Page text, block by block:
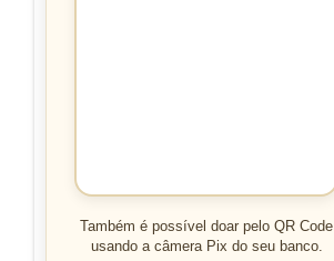
Também é possível doar pelo QR Code
usando a câmera Pix do seu banco.